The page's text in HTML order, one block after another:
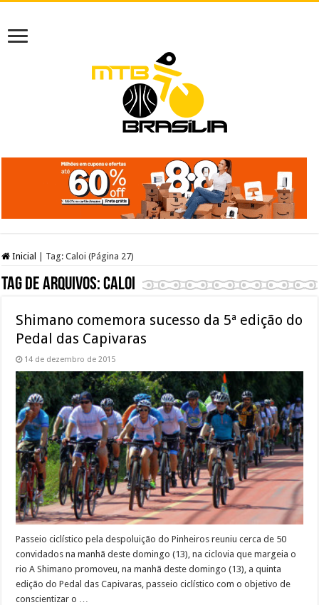
Inicial Tag:Caloi (Página 27)
Tag de arquivos:Caloi
Shimano comemora sucesso da 5ª edição do
Pedal das Capivaras
14 de dezembro de 2015
Passeio ciclístico pela despoluição do Pinheiros reuniu cerca de 50
convidados na manhã deste domingo (13), na ciclovia que margeia o
rio A Shimano promoveu, na manhã deste domingo (13), a quinta
edição do Pedal das Capivaras, passeio ciclístico com o objetivo de
conscientizar o …